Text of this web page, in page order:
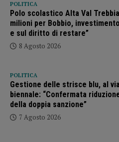
POLITICA
Polo scolastico Alta Val
milioni per Bobbio,
e sul diritto di restare”
8 Agosto 2026
POLITICA
Gestione delle strisce blu, al
biennale: “Confermata
della doppia sanzione”
7 Agosto 2026